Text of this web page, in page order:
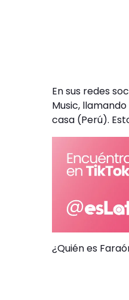
En sus redes
Music,
casa (Perú).
¿Quién es